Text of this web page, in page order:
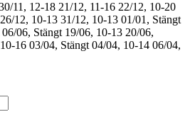
11, 12-18 21/12, 11-16 22/12, 10-20
26/12, 10-13 31/12, 10-13 01/01, Stängt
06/06, Stängt 19/06, 10-13 20/06,
16 03/04, Stängt 04/04, 10-14 06/04,